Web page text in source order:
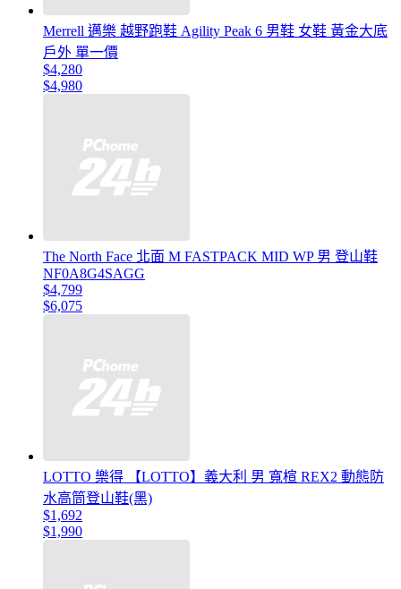
Merrell 邁樂 越野跑鞋 Agility Peak 6 男鞋 女鞋 黃金大底
戶外 單一價
$4,280
$4,980
The North Face 北面 M FASTPACK MID WP 男 登山鞋
NF0A8G4SAGG
$4,799
$6,075
LOTTO 樂得 【LOTTO】義大利 男 寬楦 REX2 動態防
水高筒登山鞋(黑)
$1,692
$1,990